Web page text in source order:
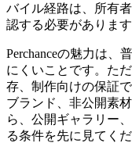
バイル経路は、所有
認する必要があります
Perchanceの魅力は、
にくいことです。た
存、制作向けの保証
ブランド、非公開素
ら、公開ギャラリー
る条件を先に見てくだ